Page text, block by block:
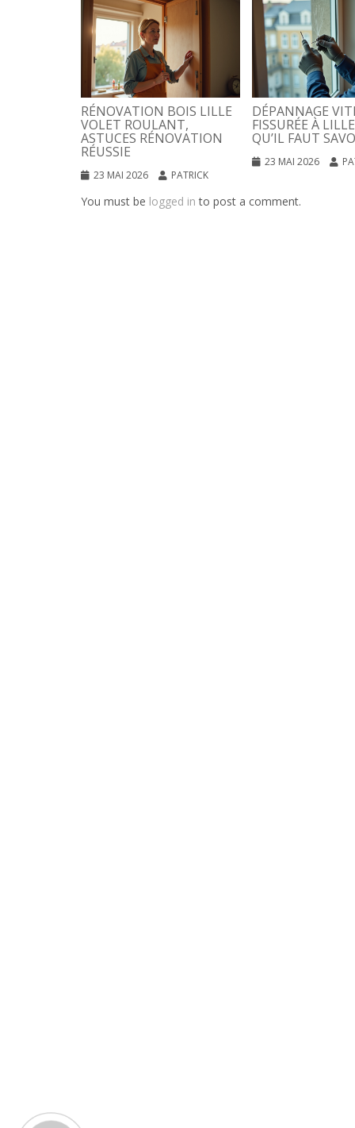
RÉNOVATION BOIS LILLE
VOLET ROULANT,
ASTUCES RÉNOVATION
RÉUSSIE
23 MAI 2026 PATRICK
DÉPANNAGE
FISSURÉE À
QU’IL FAUT
23 MAI 2026
You must be logged in to post a comment.